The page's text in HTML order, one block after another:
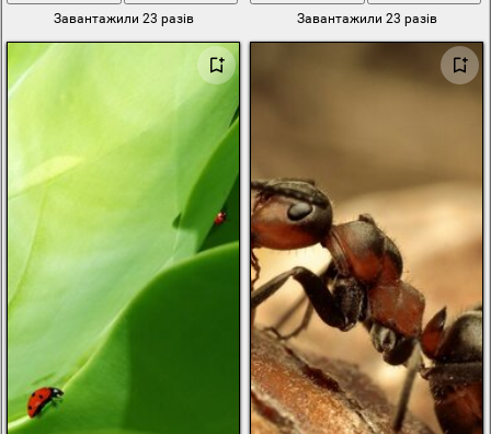
Завантажили 23 разів Завантажили 23 разів